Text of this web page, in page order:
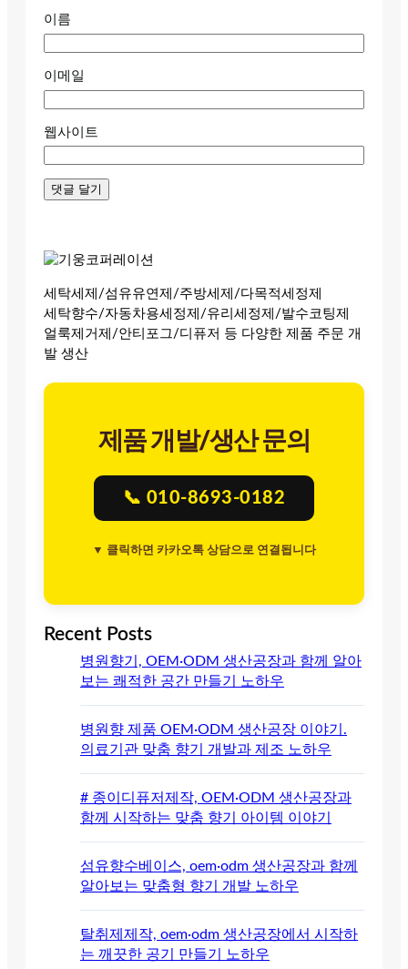
이름
이메일
웹사이트
세탁세제/섬유유연제/주방세제/다목적세정제
세탁향수/자동차용세정제/유리세정제/발수코팅제
얼룩제거제/안티포그/디퓨저 등 다양한 제품 주문 개
발 생산
제품 개발/생산 문의
📞 010-8693-0182
▼ 클릭하면 카카오톡 상담으로 연결됩니다
Recent Posts
병원향기, OEM·ODM 생산공장과 함께 알아
보는 쾌적한 공간 만들기 노하우
병원향 제품 OEM·ODM 생산공장 이야기.
의료기관 맞춤 향기 개발과 제조 노하우
# 종이디퓨저제작, OEM·ODM 생산공장과
함께 시작하는 맞춤 향기 아이템 이야기
섬유향수베이스, oem·odm 생산공장과 함께
알아보는 맞춤형 향기 개발 노하우
탈취제제작, oem·odm 생산공장에서 시작하
는 깨끗한 공기 만들기 노하우